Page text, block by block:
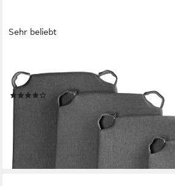
Sehr beliebt
Stuhlkissen 4er Set Kissen Maße: 42
5 cm
(69)
33,94 € 42,17 €
-20%
lieferbar - in 4-5 Werktagen bei dir